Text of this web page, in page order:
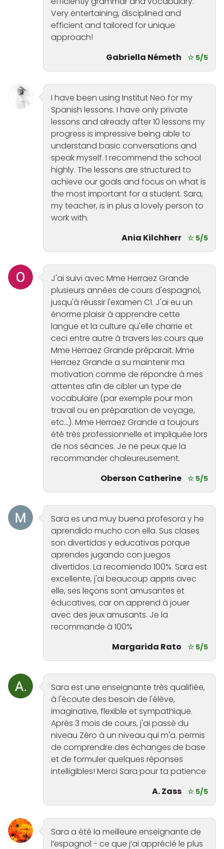
Very entertaining, disciplined and
efficient and tailored for unique
approach!
Gabriella Németh
☆ 5/5
I have been using Institut Neo for my
Spanish lessons. I have only private
lessons and already after 10 lessons my
progress is impressive being able to
understand basic conversations and
speak myself. I recommend the school
highly. The lessons are structured to
achieve our goals and focus on what is
the most important for a student. Sara,
my teacher, is in plus a lovely person to
work with.
Ania Kilchherr ☆ 5/5
J'ai suivi avec Mme Herraez Grande
plusieurs années de cours d'espagnol,
jusqu'à réussir l'examen C1. J'ai eu un
énorme plaisir à apprendre cette
langue et la culture qu'elle charrie et
ceci entre autre à travers les cours que
Mme Herraez Grande préparait. Mme
Herraez Grande a su maintenir ma
motivation comme de répondre à mes
attentes afin de cibler un type de
vocabulaire (par exemple pour mon
travail ou en préparation de voyage,
etc...). Mme Herraez Grande a toujours
été très professionnelle et impliquée lors
de nos séances. Je ne peux que la
recommander chaleureusement.
Oberson Catherine ☆ 5/5
Sara es una muy buena profesora y he
aprendido mucho con ella. Sus clases
son divertidas y educativas porque
aprendes jugando con juegos
divertidos. La recomiendo 100%. Sara est
excellente, j'ai beaucoup appris avec
elle, ses leçons sont amusantes et
éducatives, car on apprend à jouer
avec des jeux amusants. Je la
recommande à 100%
Margarida Rato
☆ 5/5
Sara est une enseignante très qualifiée,
à l'écoute des besoin de l'élève,
imaginative, flexible et sympathique.
Après 3 mois de cours, j'ai passé du
niveau Zéro à un niveau qui m'a. permis
de comprendre des échanges de base
et de formuler quelques réponses
intelligibles! Merci Sara pour ta patience
A. Zass ☆ 5/5
Sara a été la meilleure enseignante de
l’espagnol - ce que j’ai apprécié le plus